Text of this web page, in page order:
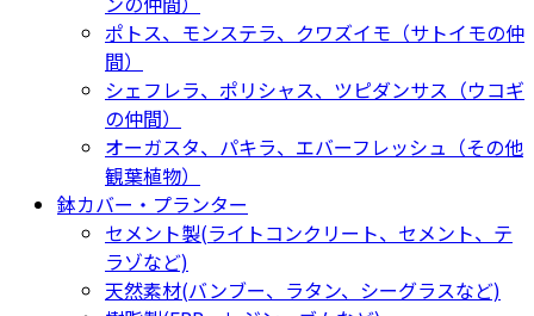
ポトス、モンステラ、クワズイモ（サトイモの仲
間）
シェフレラ、ポリシャス、ツピダンサス（ウコギ
の仲間）
オーガスタ、パキラ、エバーフレッシュ（その他
観葉植物）
鉢カバー・プランター
セメント製(ライトコンクリート、セメント、テ
ラゾなど)
天然素材(バンブー、ラタン、シーグラスなど)